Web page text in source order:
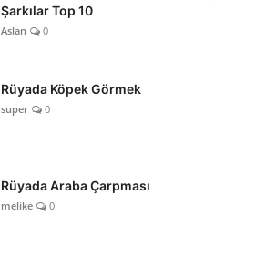
Şarkılar Top 10
Aslan 0
Rüyada Köpek Görmek
super 0
Rüyada Araba Çarpması
melike 0